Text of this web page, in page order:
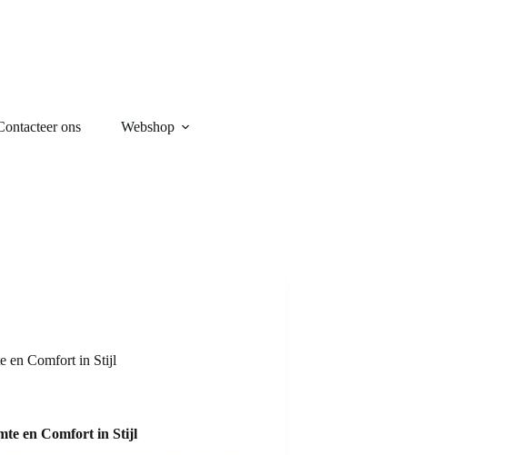
ons Webshop
en Comfort in Stijl
en Comfort in Stijl